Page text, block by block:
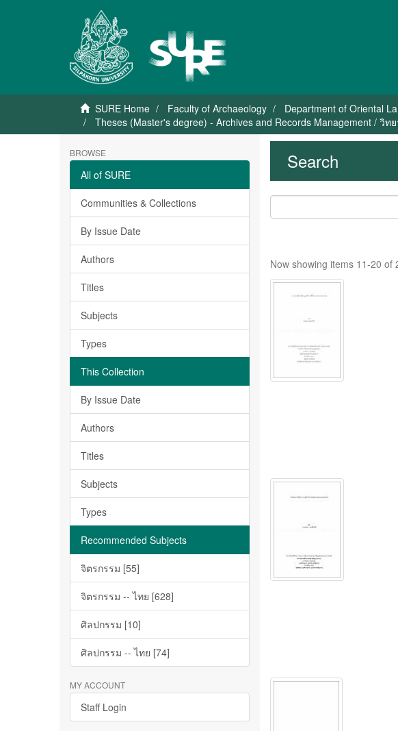
SURE Home Faculty of Archaeology Department of Oriental
Theses (Master's degree) - Archives and Records Management / วิ
BROWSE
All of SURE
Communities & Collections
By Issue Date
Authors
Titles
Subjects
Types
This Collection
By Issue Date
Authors
Titles
Subjects
Types
Recommended Subjects
จิตรกรรม [55]
จิตรกรรม -- ไทย [628]
ศิลปกรรม [10]
ศิลปกรรม -- ไทย [74]
MY ACCOUNT
Staff Login
Search
Now showing items 11-20 of